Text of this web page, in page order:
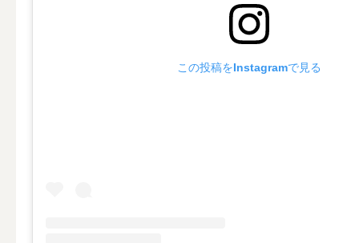
（利用シーン）ウェディ
この投稿をInstagramで見る